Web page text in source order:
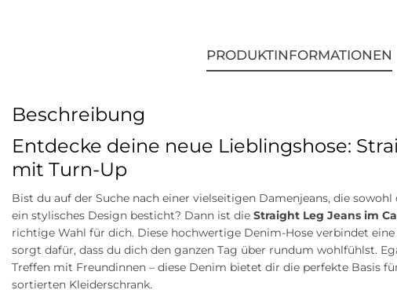
PRODUKTINFORMATIONEN
Beschreibung
Entdecke deine neue Lieblingshose:
mit Turn-Up
Bist du auf der Suche nach einer vielseitigen Damenjeans, die
ein stylisches Design besticht? Dann ist die Straight Leg Jeans im
richtige Wahl für dich. Diese hochwertige Denim-Hose verbindet
sorgt dafür, dass du dich den ganzen Tag über rundum wohlfühlst.
Treffen mit Freundinnen – diese Denim bietet dir die perfekte Basis
sortierten Kleiderschrank.